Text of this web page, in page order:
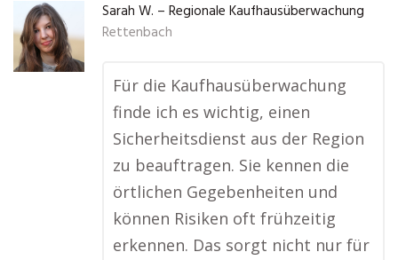
Sarah W. – Regionale Kaufhausüberwachung
Rettenbach
Für die Kaufhausüberwachung
finde ich es wichtig, einen
Sicherheitsdienst aus der Region
zu beauftragen. Sie kennen die
örtlichen Gegebenheiten und
können Risiken oft frühzeitig
erkennen. Das sorgt nicht nur für